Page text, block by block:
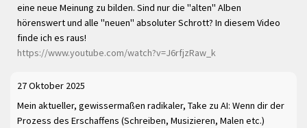
eine neue Meinung zu bilden. Sind nur die "alten" Alben
hörenswert und alle "neuen" absoluter Schrott? In diesem Video
finde ich es raus!
https://www.youtube.com/watch?v=J6rfjzRaw_k
27 Oktober 2025
Mein aktueller, gewissermaßen radikaler, Take zu AI: Wenn dir der
Prozess des Erschaffens (Schreiben, Musizieren, Malen etc.)